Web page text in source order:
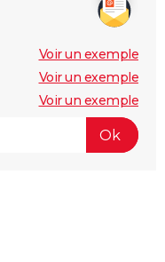
Voir un exemple
Voir un exemple
Voir un exemple